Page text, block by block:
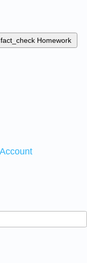
fact_check Homework